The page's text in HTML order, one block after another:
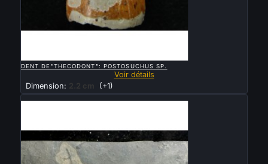
DENT DE"THECODONT": POSTOSUCHUS SP.
Voir détails
Dimension:
2.2 cm (+1)